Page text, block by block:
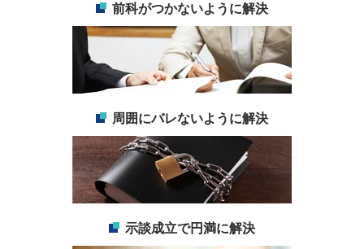
前科がつかないように解決
周囲にバレないように解決
示談成立で円満に解決